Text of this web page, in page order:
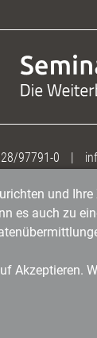
97791-0 |
und
es auch zu
Akzeptieren.